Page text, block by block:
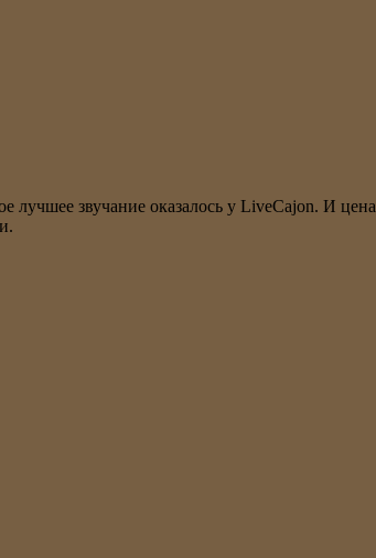
звучание оказалось у LiveCajon. И